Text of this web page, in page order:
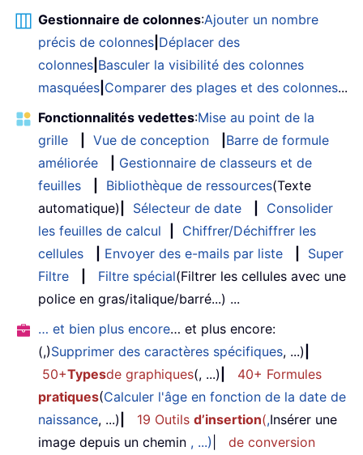
Gestionnaire de colonnes:Ajouter un nombre
précis de colonnes Déplacer des
colonnes Basculer la visibilité des colonnes
masquées Comparer des plages et des colonnes...
Fonctionnalités vedettes:Mise au point de la
grille
Vue de conception
Barre de formule
améliorée
Gestionnaire de classeurs et de
feuilles
Bibliothèque de ressources(Texte
automatique)
Sélecteur de date
Consolider
les feuilles de calcul
Chiffrer/Déchiffrer les
cellules
Envoyer des e-mails par liste
Super
Filtre
Filtre spécial(Filtrer les cellules avec une
police en gras/italique/barré...) ...
… et bien plus encore… et plus encore:
(,)Supprimer des caractères spécifiques, ...)
50+Typesde graphiques(, ...)
40+ Formules
pratiques(Calculer l'âge en fonction de la date de
naissance, ...) 19 Outils d’insertion(,Insérer une
image depuis un chemin , ...)
de conversion